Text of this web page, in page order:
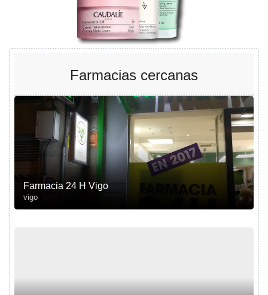
Farmacias cercanas
Farmacia 24 H Vigo
vigo